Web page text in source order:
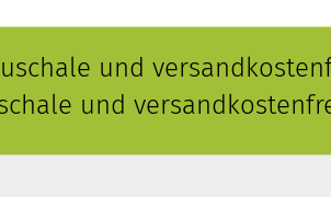
und
und